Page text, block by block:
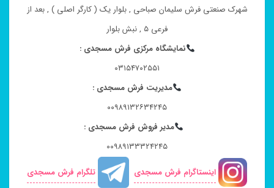
شهرک صنعتی فرش سلیمان صباحی , بلوار یک ( کارگر اصلی ) , بعد از
فرعی ۵ , نبش بلوار
نمایشگاه مرکزی فرش مسجدی :
۰۳۱۵۴۷۰۲۵۵۱
مدیریت فرش مسجدی :
۰۰۹۸۹۱۳۲۶۳۴۲۴۵
مدیر فروش فرش مسجدی :
۰۰۹۸۹۱۳۳۳۲۴۲۴۵
اینستاگرام فرش مسجدی
تلگرام فرش مسجدی